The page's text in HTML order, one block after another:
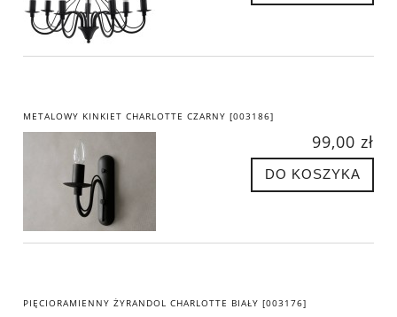
METALOWY KINKIET CHARLOTTE CZARNY [003186]
99,00 zł
DO KOSZYKA
PIĘCIORAMIENNY ŻYRANDOL CHARLOTTE BIAŁY [003176]